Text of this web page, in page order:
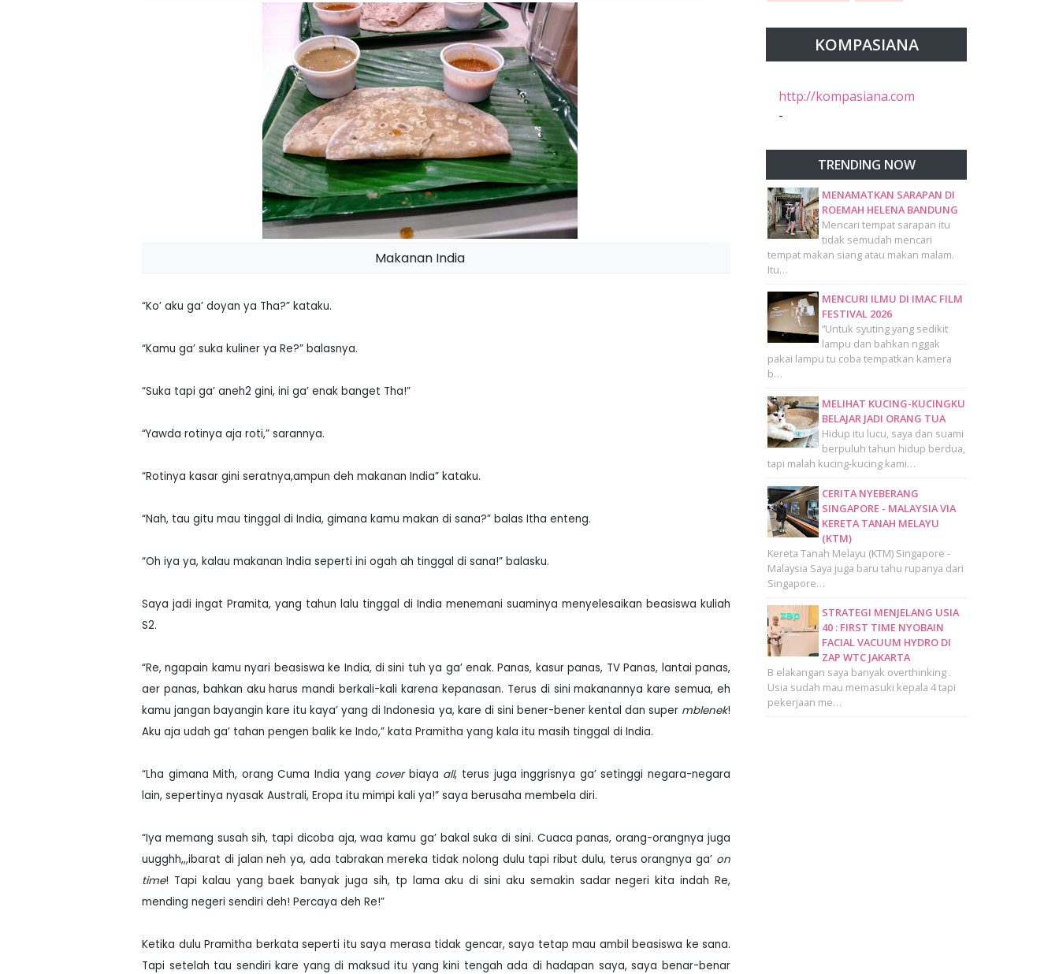
Makanan India
“Ko’ aku ga’ doyan ya Tha?” kataku.
“Kamu ga’ suka kuliner ya Re?” balasnya.
“Suka tapi ga’ aneh2 gini, ini ga’ enak banget Tha!”
“Yawda rotinya aja roti,” sarannya.
“Rotinya kasar gini seratnya,ampun deh makanan India” kataku.
“Nah, tau gitu mau tinggal di India, gimana kamu makan di sana?” balas Itha enteng.
“Oh iya ya, kalau makanan India seperti ini ogah ah tinggal di sana!” balasku.
Saya jadi ingat Pramita, yang tahun lalu tinggal di India menemani suaminya menyelesaikan beasiswa kuliah
S2.
“Re, ngapain kamu nyari beasiswa ke India, di sini tuh ya ga’ enak. Panas, kasur panas, TV Panas, lantai panas,
aer panas, bahkan aku harus mandi berkali-kali karena kepanasan. Terus di sini makanannya kare semua, eh
kamu jangan bayangin kare itu kaya’ yang di Indonesia ya, kare di sini bener-bener kental dan super mblenek!
Aku aja udah ga’ tahan pengen balik ke Indo,” kata Pramitha yang kala itu masih tinggal di India.
“Lha gimana Mith, orang Cuma India yang coverbiaya all, terus juga inggrisnya ga’ setinggi negara-negara
lain, sepertinya nyasak Australi, Eropa itu mimpi kali ya!” saya berusaha membela diri.
“Iya memang susah sih, tapi dicoba aja, waa kamu ga’ bakal suka di sini. Cuaca panas, orang-orangnya juga
uugghh,,,ibarat di jalan neh ya, ada tabrakan mereka tidak nolong dulu tapi ribut dulu, terus orangnya ga’ on
time! Tapi kalau yang baek banyak juga sih, tp lama aku di sini aku semakin sadar negeri kita indah Re,
mending negeri sendiri deh! Percaya deh Re!”
Ketika dulu Pramitha berkata seperti itu saya merasa tidak gencar, saya tetap mau ambil beasiswa ke sana.
Tapi setelah tau sendiri kare yang di maksud itu yang kini tengah ada di hadapan saya, saya benar-benar
KOMPASIANA
http://kompasiana.com
-
TRENDING NOW
MENAMATKAN SARAPAN DI
ROEMAH HELENA BANDUNG
Mencari tempat sarapan itu
tidak semudah mencari
tempat makan siang atau makan malam.
Itu…
MENCURI ILMU DI IMAC FILM
FESTIVAL 2026
“Untuk syuting yang sedikit
lampu dan bahkan nggak
pakai lampu tu coba tempatkan kamera
b…
MELIHAT KUCING-KUCINGKU
BELAJAR JADI ORANG TUA
Hidup itu lucu, saya dan suami
berpuluh tahun hidup berdua,
tapi malah kucing-kucing kami…
CERITA NYEBERANG
SINGAPORE - MALAYSIA VIA
KERETA TANAH MELAYU
(KTM)
Kereta Tanah Melayu (KTM) Singapore -
Malaysia Saya juga baru tahu rupanya dari
Singapore…
STRATEGI MENJELANG USIA
40 : FIRST TIME NYOBAIN
FACIAL VACUUM HYDRO DI
ZAP WTC JAKARTA
B elakangan saya banyak overthinking .
Usia sudah mau memasuki kepala 4 tapi
pekerjaan me…